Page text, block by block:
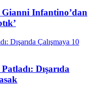
Infantino’dan
Dışarıda